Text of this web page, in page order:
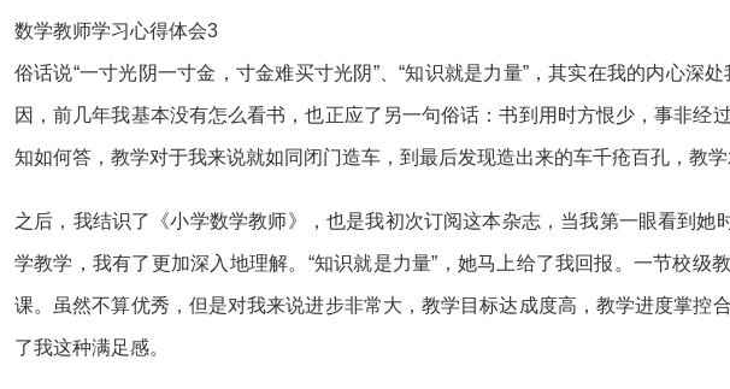
数学教师学习心得体会3
俗话说“一寸光阴一寸金，寸金难买寸光阴”、“知识就是力量”，其实在我的内心
因，前几年我基本没有怎么看书，也正应了另一句俗话：书到用时方恨少，事非
知如何答，教学对于我来说就如同闭门造车，到最后发现造出来的车千疮百孔，教学
之后，我结识了《小学数学教师》，也是我初次订阅这本杂志，当我第一眼看到
学教学，我有了更加深入地理解。“知识就是力量”，她马上给了我回报。一节校
课。虽然不算优秀，但是对我来说进步非常大，教学目标达成度高，教学进度掌
了我这种满足感。